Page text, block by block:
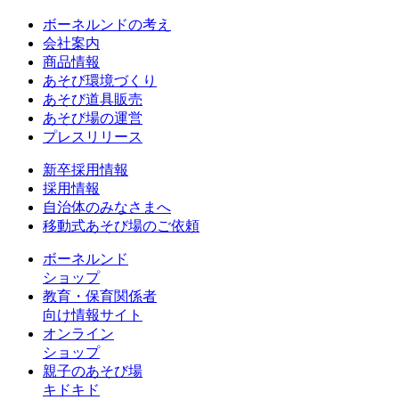
ボーネルンドの考え
会社案内
商品情報
あそび環境づくり
あそび道具販売
あそび場の運営
プレスリリース
新卒採用情報
採用情報
自治体のみなさまへ
移動式あそび場のご依頼
ボーネルンド
ショップ
教育・保育関係者
向け情報サイト
オンライン
ショップ
親子のあそび場
キドキド